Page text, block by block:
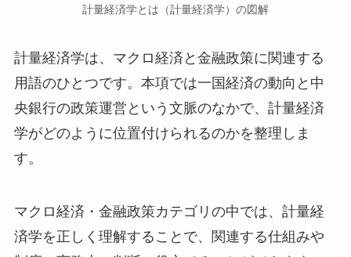
計量経済学とは（計量経済学）の図解
計量経済学は、マクロ経済と金融政策に関連する
用語のひとつです。本項では一国経済の動向と中
央銀行の政策運営という文脈のなかで、計量経済
学がどのように位置付けられるのかを整理しま
す。
マクロ経済・金融政策カテゴリの中では、計量経
済学を正しく理解することで、関連する仕組みや